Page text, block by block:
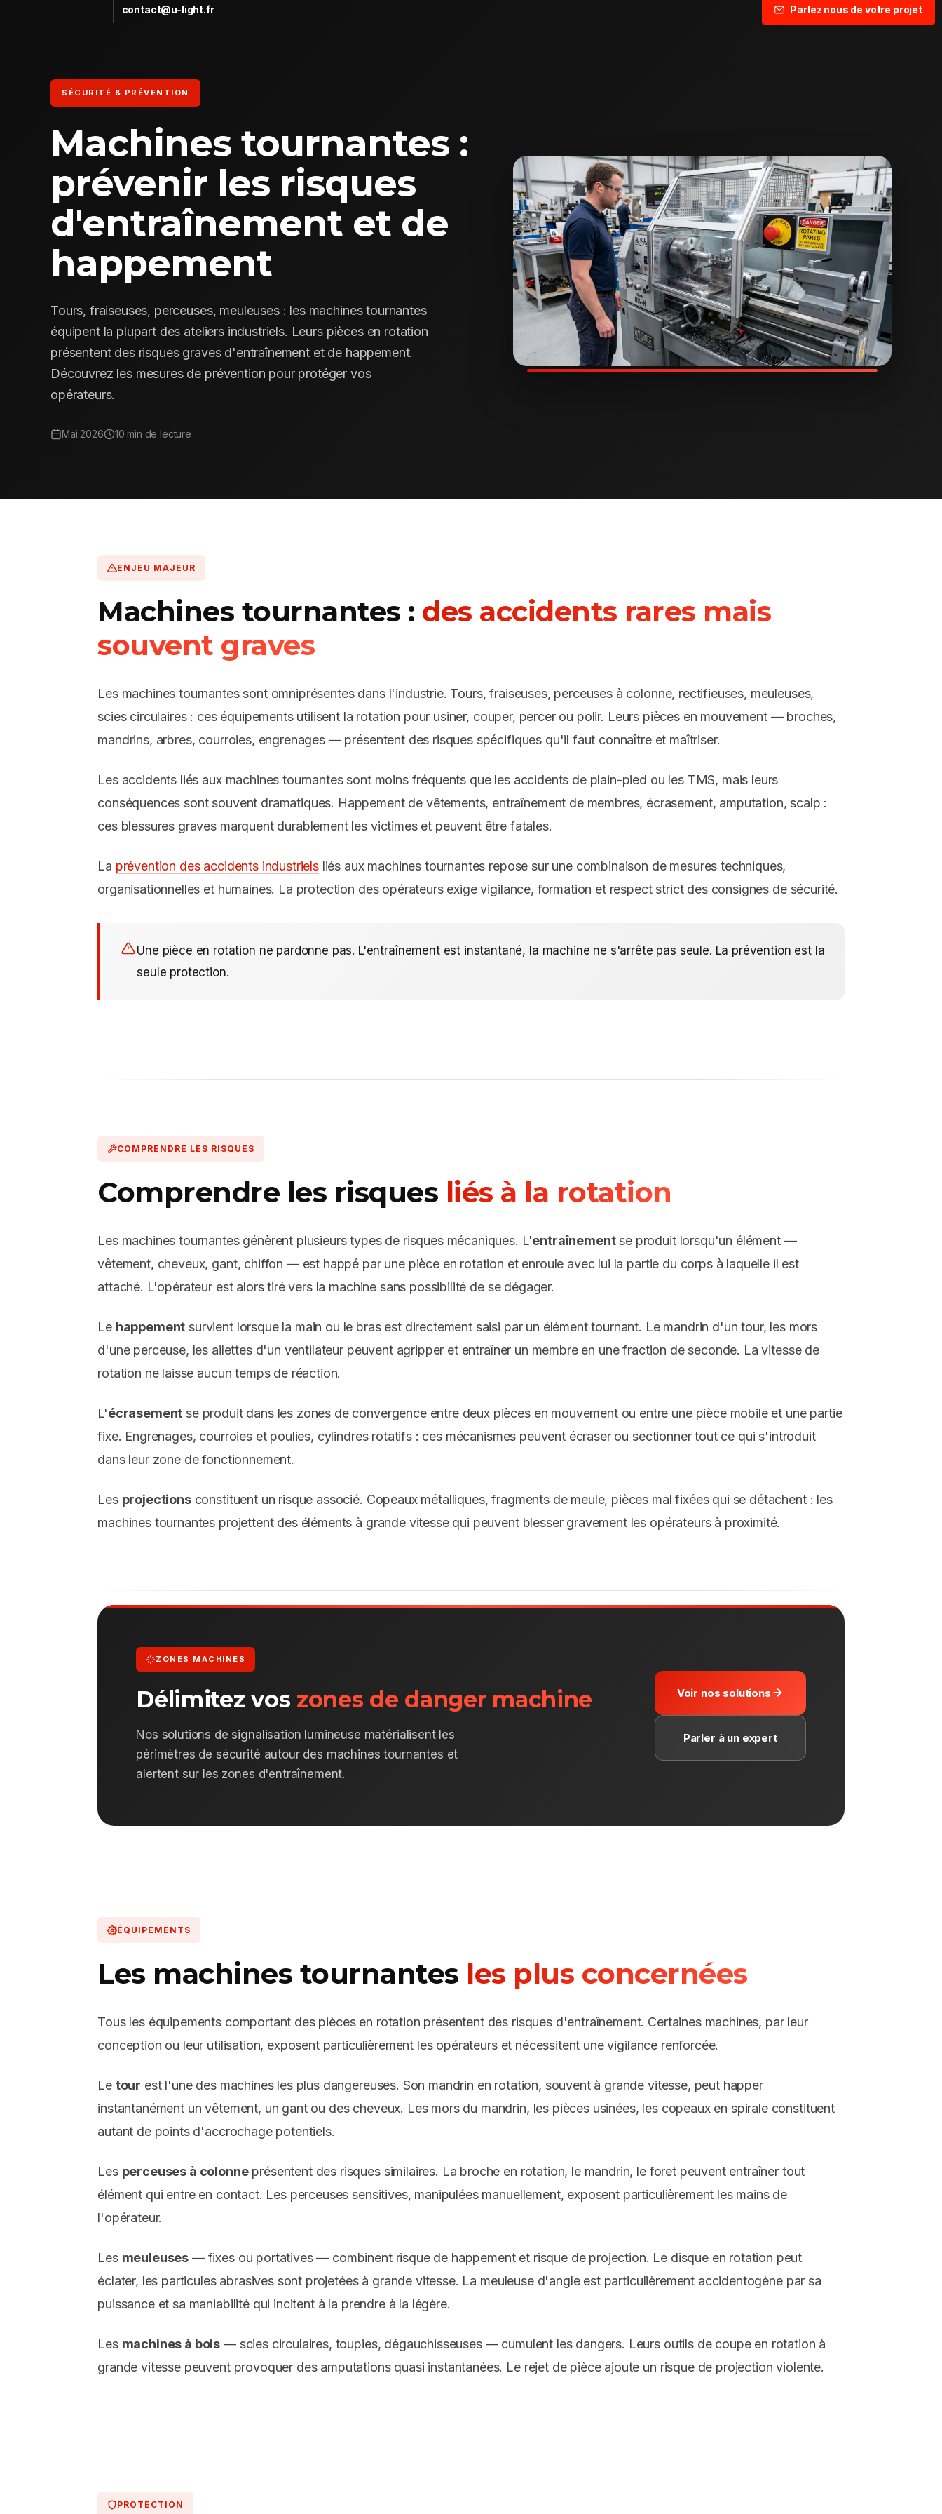
contact@u-light.fr Parlez nous de votre projet
SÉCURITÉ & PRÉVENTION
Machines tournantes :
prévenir les risques
d'entraînement et de
happement
Tours, fraiseuses, perceuses, meuleuses : les machines tournantes
équipent la plupart des ateliers industriels. Leurs pièces en rotation
présentent des risques graves d'entraînement et de happement.
Découvrez les mesures de prévention pour protéger vos
opérateurs.
Mai 2026 10 min de lecture
ENJEU MAJEUR
Machines tournantes : des accidents rares mais
souvent graves
Les machines tournantes sont omniprésentes dans l'industrie. Tours, fraiseuses, perceuses à colonne, rectifieuses, meuleuses,
scies circulaires : ces équipements utilisent la rotation pour usiner, couper, percer ou polir. Leurs pièces en mouvement — broches,
mandrins, arbres, courroies, engrenages — présentent des risques spécifiques qu'il faut connaître et maîtriser.
Les accidents liés aux machines tournantes sont moins fréquents que les accidents de plain-pied ou les TMS, mais leurs
conséquences sont souvent dramatiques. Happement de vêtements, entraînement de membres, écrasement, amputation, scalp :
ces blessures graves marquent durablement les victimes et peuvent être fatales.
La prévention des accidents industrielsliés aux machines tournantes repose sur une combinaison de mesures techniques,
organisationnelles et humaines. La protection des opérateurs exige vigilance, formation et respect strict des consignes de sécurité.
Une pièce en rotation ne pardonne pas. L'entraînement est instantané, la machine ne s'arrête pas seule. La prévention est la
seule protection.
COMPRENDRE LES RISQUES
Comprendre les risques liés à la rotation
Les machines tournantes génèrent plusieurs types de risques mécaniques. L'entraînementse produit lorsqu'un élément —
vêtement, cheveux, gant, chiffon — est happé par une pièce en rotation et enroule avec lui la partie du corps à laquelle il est
attaché. L'opérateur est alors tiré vers la machine sans possibilité de se dégager.
Le happement survient lorsque la main ou le bras est directement saisi par un élément tournant. Le mandrin d'un tour, les mors
d'une perceuse, les ailettes d'un ventilateur peuvent agripper et entraîner un membre en une fraction de seconde. La vitesse de
rotation ne laisse aucun temps de réaction.
L'écrasement se produit dans les zones de convergence entre deux pièces en mouvement ou entre une pièce mobile et une partie
fixe. Engrenages, courroies et poulies, cylindres rotatifs : ces mécanismes peuvent écraser ou sectionner tout ce qui s'introduit
dans leur zone de fonctionnement.
Les projectionsconstituent un risque associé. Copeaux métalliques, fragments de meule, pièces mal fixées qui se détachent : les
machines tournantes projettent des éléments à grande vitesse qui peuvent blesser gravement les opérateurs à proximité.
ZONES MACHINES
Délimitez vos zones de danger machine
Nos solutions de signalisation lumineuse matérialisent les
périmètres de sécurité autour des machines tournantes et
alertent sur les zones d'entraînement.
Voir nos solutions
Parler à un expert
ÉQUIPEMENTS
Les machines tournantes les plus concernées
Tous les équipements comportant des pièces en rotation présentent des risques d'entraînement. Certaines machines, par leur
conception ou leur utilisation, exposent particulièrement les opérateurs et nécessitent une vigilance renforcée.
Le tour est l'une des machines les plus dangereuses. Son mandrin en rotation, souvent à grande vitesse, peut happer
instantanément un vêtement, un gant ou des cheveux. Les mors du mandrin, les pièces usinées, les copeaux en spirale constituent
autant de points d'accrochage potentiels.
Les perceuses à colonneprésentent des risques similaires. La broche en rotation, le mandrin, le foret peuvent entraîner tout
élément qui entre en contact. Les perceuses sensitives, manipulées manuellement, exposent particulièrement les mains de
l'opérateur.
Les meuleuses — fixes ou portatives — combinent risque de happement et risque de projection. Le disque en rotation peut
éclater, les particules abrasives sont projetées à grande vitesse. La meuleuse d'angle est particulièrement accidentogène par sa
puissance et sa maniabilité qui incitent à la prendre à la légère.
Les machines à bois — scies circulaires, toupies, dégauchisseuses — cumulent les dangers. Leurs outils de coupe en rotation à
grande vitesse peuvent provoquer des amputations quasi instantanées. Le rejet de pièce ajoute un risque de projection violente.
PROTECTION